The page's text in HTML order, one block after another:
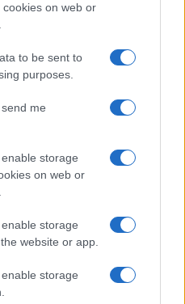
on web or
to be sent to
purposes.
me
storage
on web or
storage
website or app.
storage
en criptomonedas y